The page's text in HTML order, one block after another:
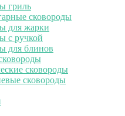
гриль
сковороды
для жарки
с ручкой
для блинов
сковороды
сковороды